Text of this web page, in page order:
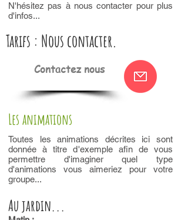
N'hésitez pas à nous contacter pour plus
d'infos...
Tarifs : Nous contacter.
Contactez nous
Les animations
Toutes les animations décrites ici sont
donnée à titre d'exemple afin de vous
permettre d'imaginer quel type
d'animations vous aimeriez pour votre
groupe...
Au jardin...